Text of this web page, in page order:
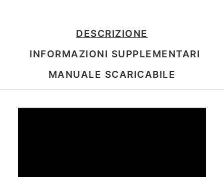
DESCRIZIONE
INFORMAZIONI SUPPLEMENTARI
MANUALE SCARICABILE